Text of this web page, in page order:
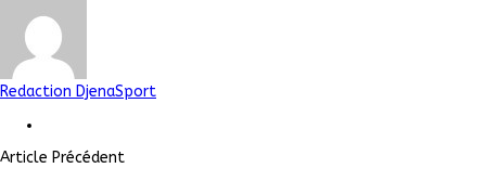
Redaction DjenaSport
Article Précédent